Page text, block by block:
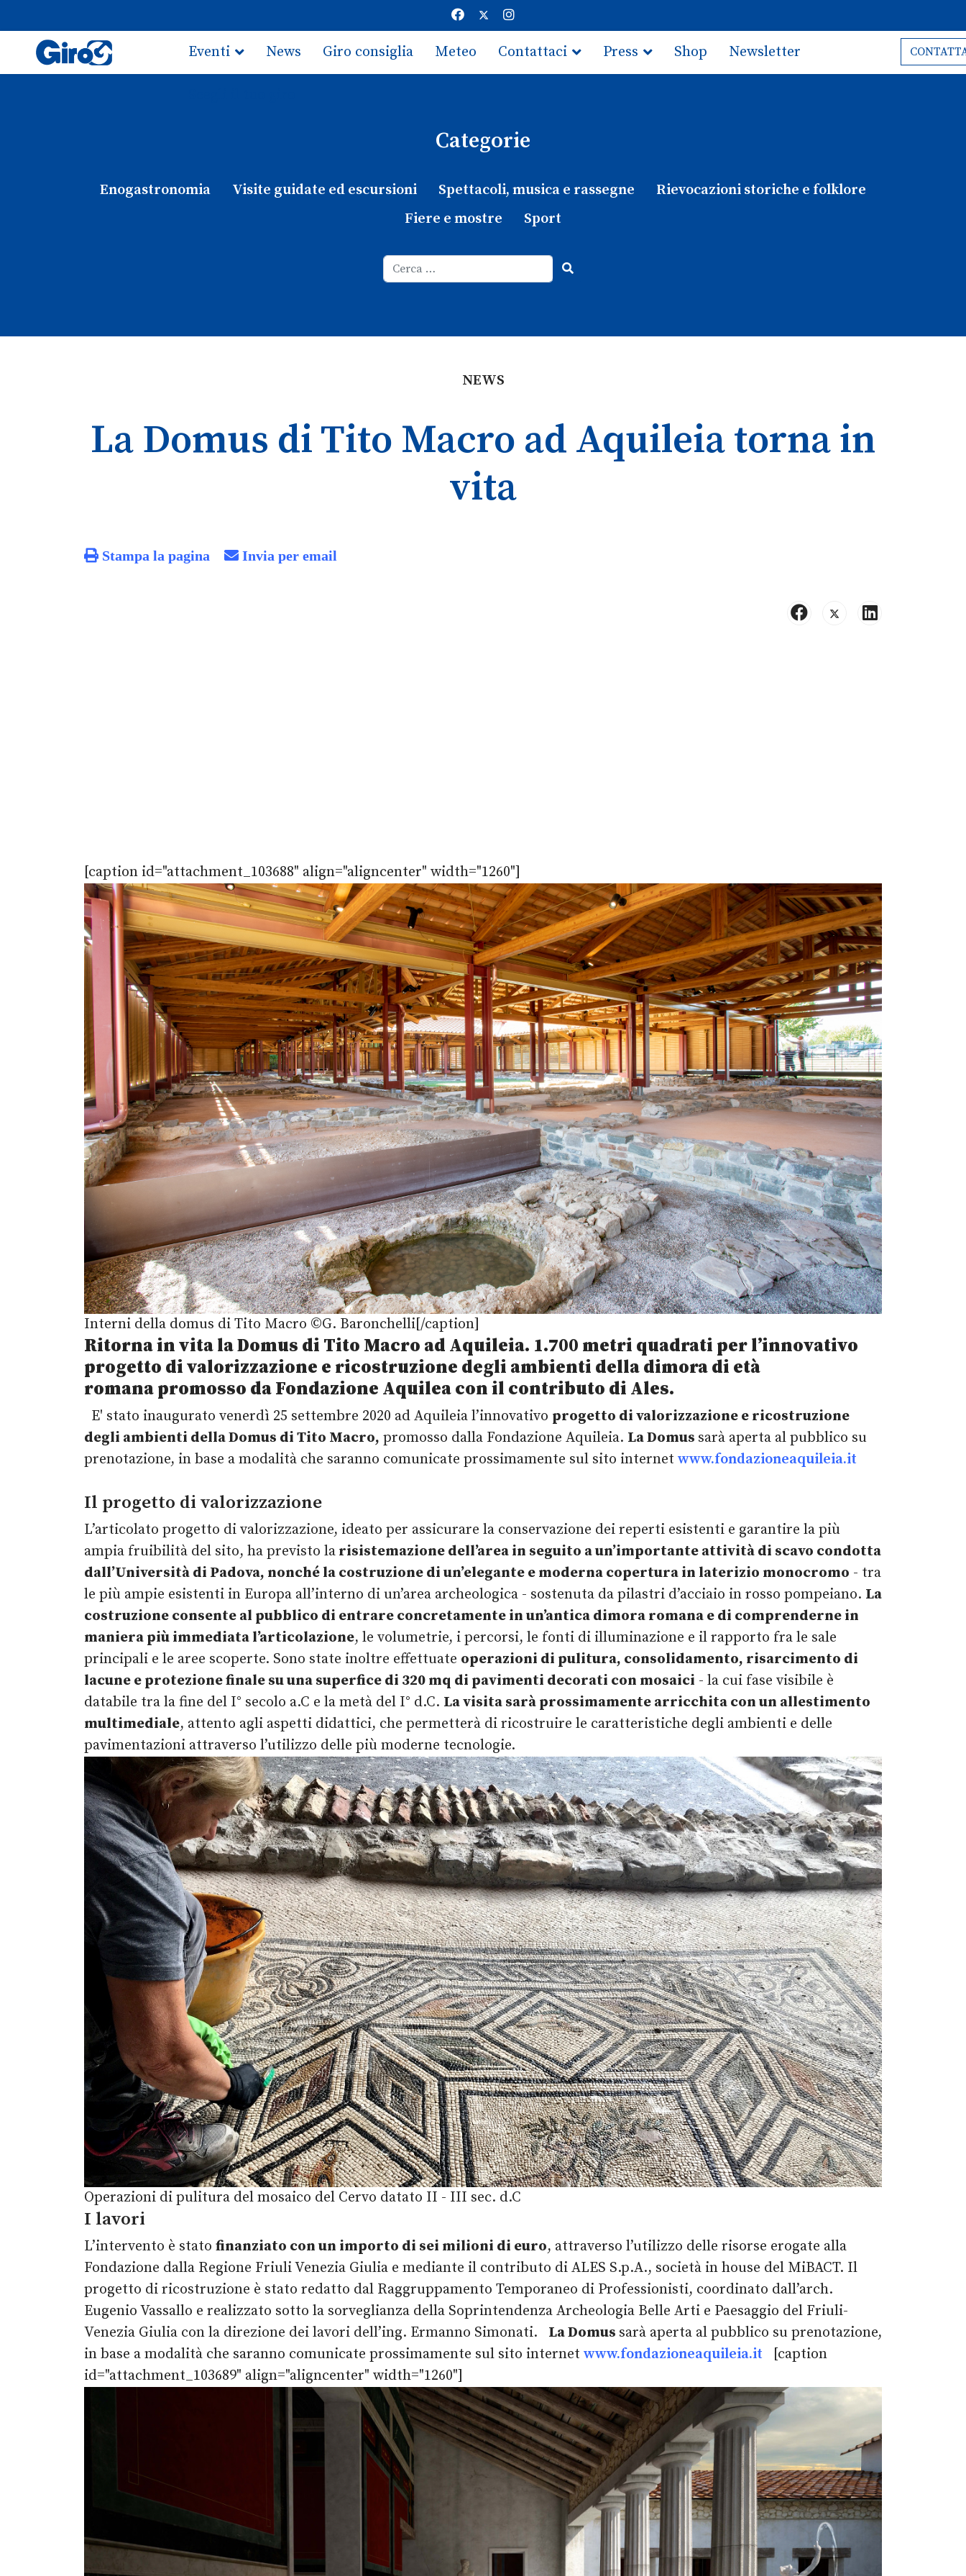
Eventi News Giro consiglia Meteo Contattaci Press Shop Newsletter
Categorie
Enogastronomia Visite guidate ed escursioni Spettacoli, musica e rassegne
Rievocazioni storiche e folklore
Fiere e mostre
Sport
NEWS
La Domus di Tito Macro ad Aquileia torna in
vita
Stampa la pagina Invia per email
[caption id="attachment_103688" align="aligncenter" width="1260"]
Interni della domus di Tito Macro ©G. Baronchelli[/caption]
Ritorna in vita la Domus di Tito Macro ad Aquileia. 1.700 metri quadrati per l’innovativo
progetto di valorizzazione e ricostruzione degli ambienti della dimora di età
romanapromosso da Fondazione Aquilea con il contributo di Ales.
E' stato inaugurato venerdì 25 settembre 2020 ad Aquileia l’innovativo progetto di valorizzazione e ricostruzione
degli ambienti della Domus di Tito Macro, promosso dalla Fondazione Aquileia. La Domus sarà aperta al pubblico su
prenotazione, in base a modalità che saranno comunicate prossimamente sul sito internet www.fondazioneaquileia.it
Il progetto di valorizzazione
L’articolato progetto di valorizzazione, ideato per assicurare la conservazione dei reperti esistenti e garantire la più
ampia fruibilità del sito, ha previsto la risistemazione dell’area in seguito a un’importante attività di scavo condotta
dall’Università di Padova, nonché la costruzione di un’elegante e moderna copertura in laterizio monocromo - tra
le più ampie esistenti in Europa all’interno di un’area archeologica - sostenuta da pilastri d’acciaio in rosso pompeiano. La
costruzione consente al pubblico di entrare concretamente in un’antica dimora romana e di comprenderne in
maniera più immediata l’articolazione, le volumetrie, i percorsi, le fonti di illuminazione e il rapporto fra le sale
principali e le aree scoperte. Sono state inoltre effettuate operazioni di pulitura, consolidamento, risarcimento di
lacune e protezione finale su una superfice di 320 mq di pavimenti decorati con mosaici - la cui fase visibile è
databile tra la fine del I° secolo a.C e la metà del I° d.C. La visita sarà prossimamente arricchita con un allestimento
multimediale, attento agli aspetti didattici, che permetterà di ricostruire le caratteristiche degli ambienti e delle
pavimentazioni attraverso l’utilizzo delle più moderne tecnologie.
Operazioni di pulitura del mosaico del Cervo datato II - III sec. d.C
I lavori
L’intervento è stato finanziato con un importo di sei milioni di euro, attraverso l’utilizzo delle risorse erogate alla
Fondazione dalla Regione Friuli Venezia Giulia e mediante il contributo di ALES S.p.A., società in house del MiBACT. Il
progetto di ricostruzione è stato redatto dal Raggruppamento Temporaneo di Professionisti, coordinato dall’arch.
Eugenio Vassallo e realizzato sotto la sorveglianza della Soprintendenza Archeologia Belle Arti e Paesaggio del Friuli-
Venezia Giulia con la direzione dei lavori dell’ing. Ermanno Simonati. La Domus sarà aperta al pubblico su prenotazione,
in base a modalità che saranno comunicate prossimamente sul sito internet www.fondazioneaquileia.it [caption
id="attachment_103689" align="aligncenter" width="1260"]